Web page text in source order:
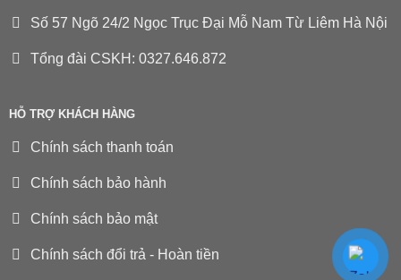
Số 57 Ngõ 24/2 Ngọc Trục Đại Mỗ Nam Từ Liêm Hà Nội
Tổng đài CSKH: 0327.646.872
HỖ TRỢ KHÁCH HÀNG
Chính sách thanh toán
Chính sách bảo hành
Chính sách bảo mật
Chính sách đổi trả - Hoàn tiền